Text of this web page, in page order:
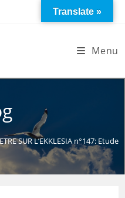
Menu
SUR L’EKKLESIA n°147:
Translate »